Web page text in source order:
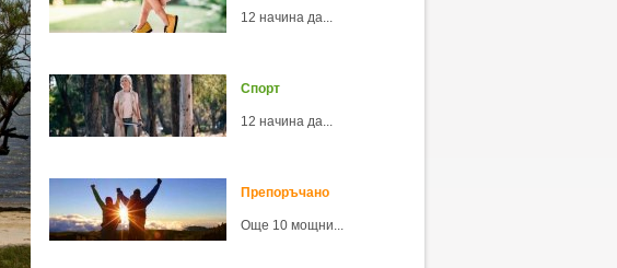
12 начина да...
Спорт
12 начина да...
Препоръчано
Още 10 мощни...